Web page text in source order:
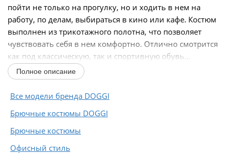
пойти не только на прогулку, но и ходить в нем на
работу, по делам, выбираться в кино или кафе. Костюм
выполнен из трикотажного полотна, что позволяет
чувствовать себя в нем комфортно. Отлично смотрится
как под классическую, так и спортивную обувь...
Полное описание
Все модели бренда DOGGI
Брючные костюмы DOGGI
Брючные костюмы
Офисный стиль